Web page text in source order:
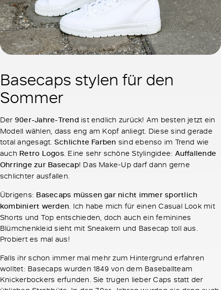
Basecaps stylen für den
Sommer
Der 90er-Jahre-Trendist endlich zurück! Am besten jetzt ein
Modell wählen, dass eng am Kopf anliegt. Diese sind gerade
total angesagt. Schlichte Farben sind ebenso im Trend wie
auch Retro Logos. Eine sehr schöne Stylingidee: Auffallende
Ohrringe zur Basecap! Das Make-Up darf dann gerne
schlichter ausfallen.
Übrigens: Basecaps müssen gar nicht immer sportlich
kombiniert werden. Ich habe mich für einen Casual Look mit
Shorts und Top entschieden, doch auch ein feminines
Blümchenkleid sieht mit Sneakern und Basecap toll aus.
Probiert es mal aus!
Falls ihr schon immer mal mehr zum Hintergrund erfahren
wolltet: Basecaps wurden 1849 von dem Baseballteam
Knickerbockers erfunden. Sie trugen lieber Caps statt der